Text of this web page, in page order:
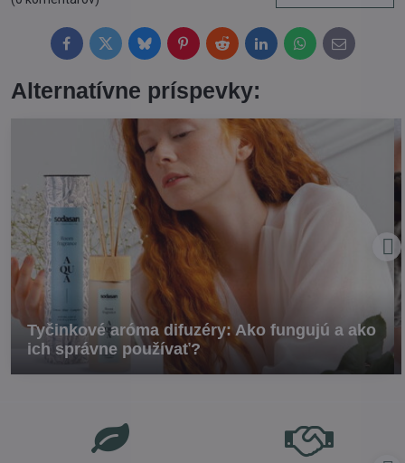
FacebookTwitterBlueskyPinterestRedditLinkedInWhatsApp
E-
mail
Alternatívne príspevky:
Tyčinkové aróma difuzéry: Ako fungujú a ako
ich správne používať?